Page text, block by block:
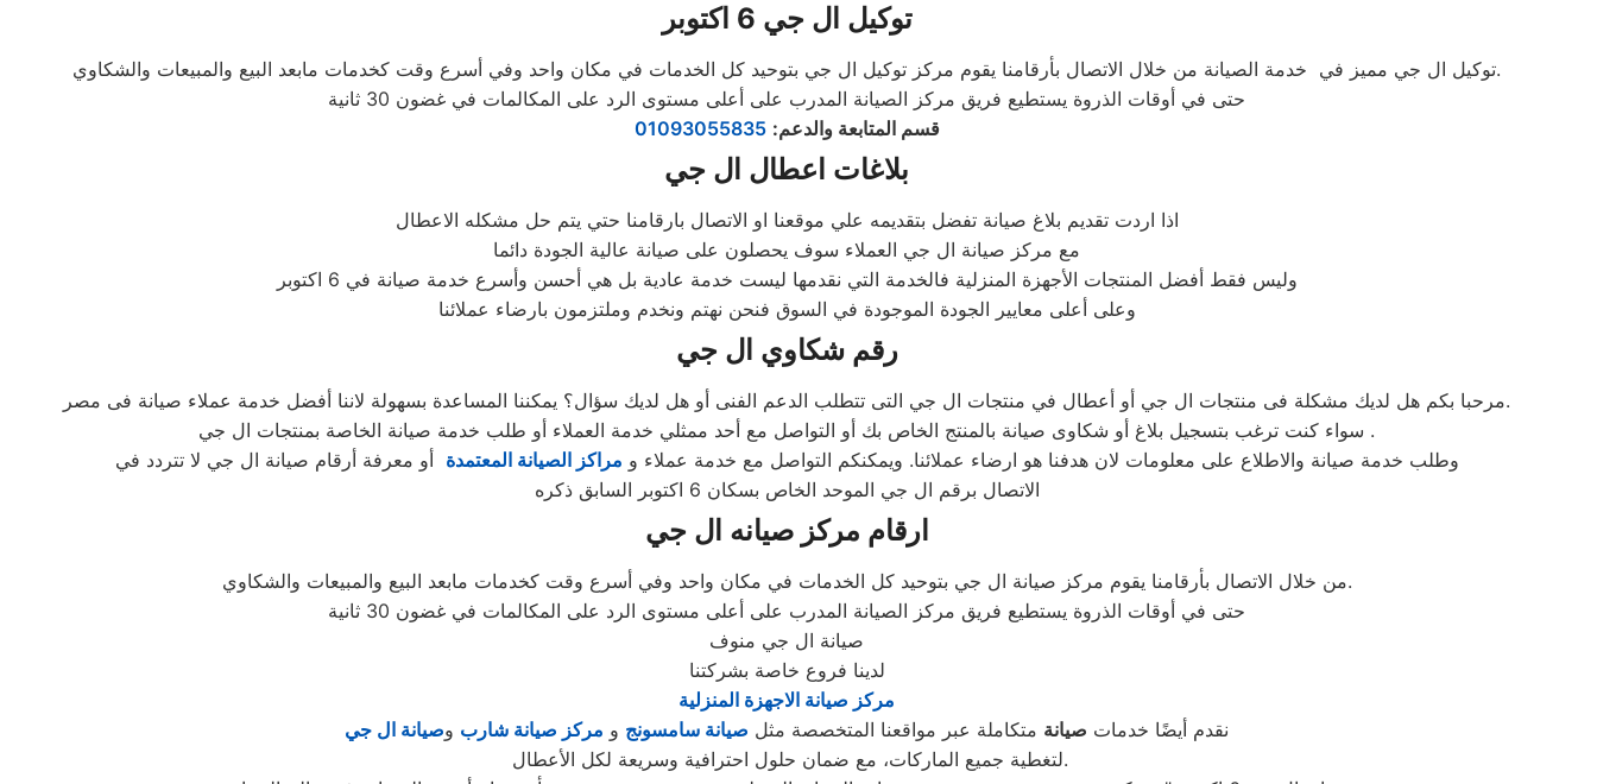
توكيل ال جي 6 اكتوبر
توكيل ال جي مميز في خدمة الصيانة من خلال الاتصال بأرقامنا يقوم مركز توكيل ال جي بتوحيد كل الخدمات في مكان واحد وفي أسرع وقت كخدمات مابعد البيع والمبيعات والشكاوي.
حتى في أوقات الذروة يستطيع فريق مركز الصيانة المدرب على أعلى مستوى الرد على المكالمات في غضون 30 ثانية
قسم المتابعة والدعم:
01093055835
بلاغات اعطال ال جي
اذا اردت تقديم بلاغ صيانة تفضل بتقديمه علي موقعنا او الاتصال بارقامنا حتي يتم حل مشكله الاعطال
مع مركز صيانة ال جي العملاء سوف يحصلون على صيانة عالية الجودة دائما
وليس فقط أفضل المنتجات الأجهزة المنزلية فالخدمة التي نقدمها ليست خدمة عادية بل هي أحسن وأسرع خدمة صيانة في 6 اكتوبر
وعلى أعلى معايير الجودة الموجودة في السوق فنحن نهتم ونخدم وملتزمون بارضاء عملائنا
رقم شكاوي ال جي
مرحبا بكم هل لديك مشكلة فى منتجات ال جي أو أعطال في منتجات ال جي التى تتطلب الدعم الفنى أو هل لديك سؤال؟ يمكننا المساعدة بسهولة لاننا أفضل خدمة عملاء صيانة فى مصر.
سواء كنت ترغب بتسجيل بلاغ أو شكاوى صيانة بالمنتج الخاص بك أو التواصل مع أحد ممثلي خدمة العملاء أو طلب خدمة صيانة الخاصة بمنتجات ال جي .
وطلب خدمة صيانة والاطلاع على معلومات لان هدفنا هو ارضاء عملائنا. ويمكنكم التواصل مع خدمة عملاء و مراكز الصيانة المعتمدة أو معرفة أرقام صيانة ال جي لا تتردد في
الاتصال برقم ال جي الموحد الخاص بسكان 6 اكتوبر السابق ذكره
ارقام مركز صيانه ال جي
من خلال الاتصال بأرقامنا يقوم مركز صيانة ال جي بتوحيد كل الخدمات في مكان واحد وفي أسرع وقت كخدمات مابعد البيع والمبيعات والشكاوي.
حتى في أوقات الذروة يستطيع فريق مركز الصيانة المدرب على أعلى مستوى الرد على المكالمات في غضون 30 ثانية
صيانة ال جي منوف
لدينا فروع خاصة بشركتنا
مركز صيانة الاجهزة المنزلية
نقدم أيضًا خدمات صيانة متكاملة عبر مواقعنا المتخصصة مثل صيانة سامسونج و مركز صيانة شارب وصيانة ال جي
لتغطية جميع الماركات، مع ضمان حلول احترافية وسريعة لكل الأعطال.